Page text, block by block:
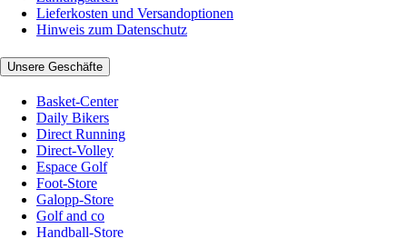
Lieferkosten und Versandoptionen
Hinweis zum Datenschutz
Unsere Geschäfte
Basket-Center
Daily Bikers
Direct Running
Direct-Volley
Espace Golf
Foot-Store
Galopp-Store
Golf and co
Handball-Store